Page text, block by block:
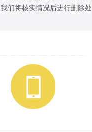
们将核实情况后进行删除处